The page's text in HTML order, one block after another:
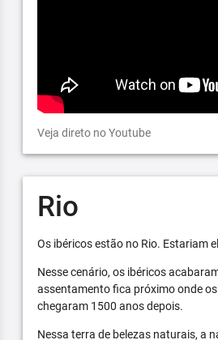
Veja direto no Youtube
Rio
Os ibéricos estão no Rio. Estariam
Nesse cenário, os ibéricos
assentamento fica próximo onde
chegaram 1500 anos depois.
Nessa terra de belezas naturais, a